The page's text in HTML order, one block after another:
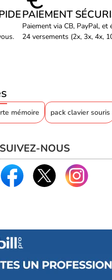
PAIEMENT
Paiement via CB, PayPal,
24 versements (2x, 3x, 4x,
mémoire pack clavier souris
SUIVEZ-NOUS